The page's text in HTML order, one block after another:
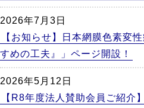
2026年7月3日
【お知らせ】日本網膜色素変
すめの工夫』」ページ開設！
2026年5月12日
【R8年度法人賛助会員ご紹介